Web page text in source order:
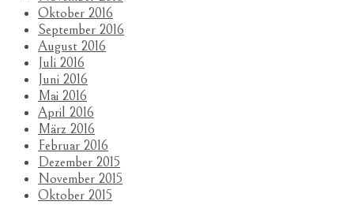
Oktober 2016
September 2016
August 2016
Juli 2016
Juni 2016
Mai 2016
April 2016
März 2016
Februar 2016
Dezember 2015
November 2015
Oktober 2015